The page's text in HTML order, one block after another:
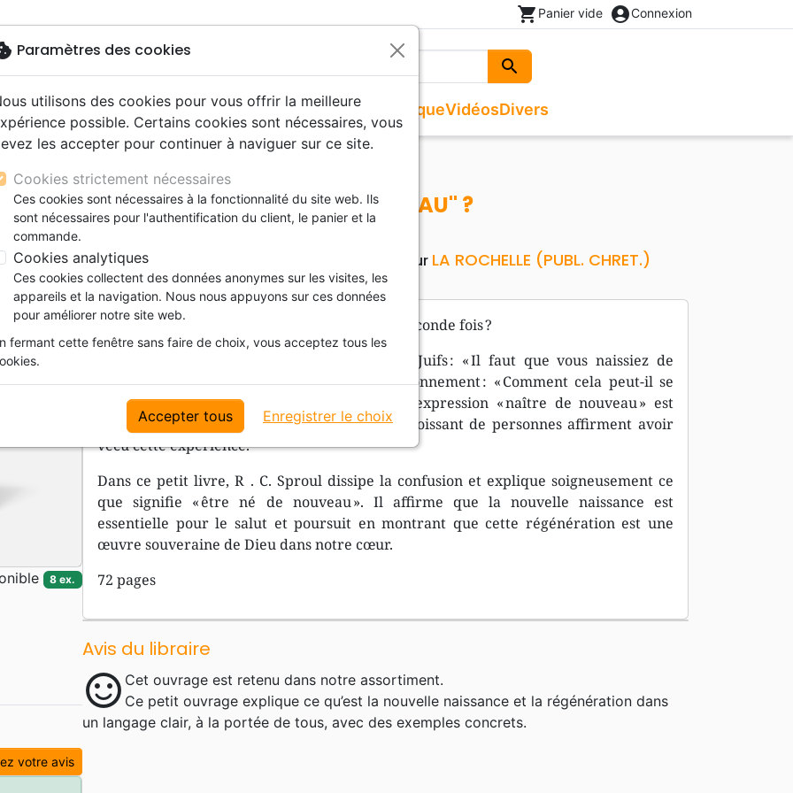
shopping_cart Panier vide account_circleConnexion
search
Rechercher
Nouveautés Bibles
gros caractères
d'étude
de mariage
Nouveaux Testaments
Evangiles et extraits
Bibles langues étrangères
Livres
Audio
Couple, famille, individu
Enfants
Formation
Livres autres langues
Jeunesse
adultes
CD Jeunesse
Musique
CD Isräel
Noël, Musique de fête
CD Enfants
Vidéos
spectacles
conférences
Films, fiction
Histoires vraies, témoignages
Divers
Commerce équitable
Accessoires de Bible
"NAITRE DE NOUVEAU" ?
QUE SIGNIFIE "NAITRE DE NOUVEAU" ?
Référence Editeur LA ROCHELLE (PUBL. CHRET.)
Description Détails du produit
Comment une personne peut-elle naître une seconde fois ?
Lorsque Jésus a dit Nicodème, un chef des Juifs : « Il faut que vous naissiez de
nouveau », ce dernier s’est demandé avec étonnement : « Comment cela peut-il se
faire ? » Environ deux mille ans plus tard, l’expression « naître de nouveau » est
encore mal comprise, même si un nombre croissant de personnes affirment avoir
vécu cette expérience.
Dans ce petit livre, R . C. Sproul dissipe la confusion et explique soigneusement ce
que signifie « être né de nouveau ». Il affirme que la nouvelle naissance est
essentielle pour le salut et poursuit en montrant que cette régénération est une
œuvre souveraine de Dieu dans notre cœur.
72 pages
Avis du libraire
sentiment_satisfied Cet ouvrage est retenu dans notre assortiment.
Ce petit ouvrage explique ce qu’est la nouvelle naissance et la régénération dans
un langage clair, à la portée de tous, avec des exemples concrets.
8 ex.
votre avis
Paramètres des cookies
utilisons des cookies pour vous offrir la meilleure
possible. Certains cookies sont nécessaires, vous
les accepter pour continuer à naviguer sur ce site.
Cookies strictement nécessaires
Ces cookies sont nécessaires à la fonctionnalité du site web. Ils
sont nécessaires pour l'authentification du client, le panier et la
commande.
Cookies analytiques
Ces cookies collectent des données anonymes sur les visites, les
appareils et la navigation. Nous nous appuyons sur ces données
pour améliorer notre site web.
fermant cette fenêtre sans faire de choix, vous acceptez tous les
Accepter tous Enregistrer le choix